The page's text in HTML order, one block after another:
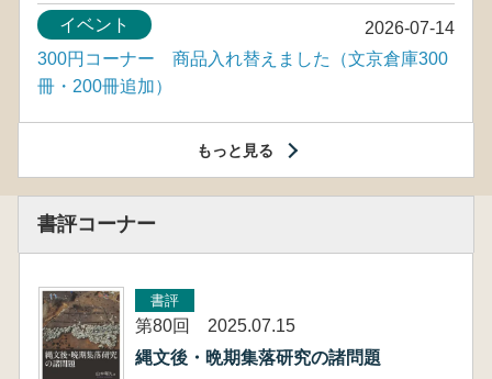
2026-07-14
イベント
300円コーナー 商品入れ替えました（文京倉庫300
冊・200冊追加）
もっと見る
書評コーナー
書評
第80回 2025.07.15
縄文後・晩期集落研究の諸問題